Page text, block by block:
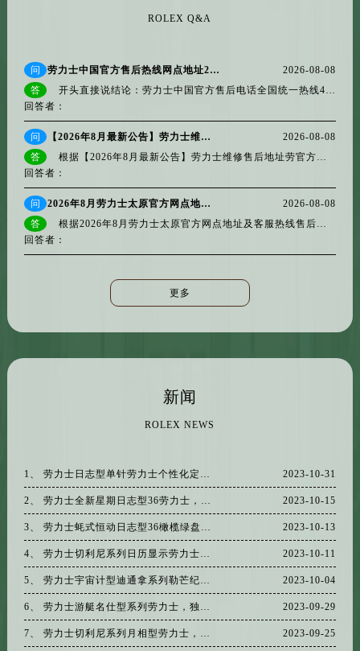
江苏省扬州市邗江区国展路29号星耀天地写字楼1号楼18层1803室劳力士售后服务中心（需提前预约）
江苏省镇江市京口区中山东路劳力士售后服务中心（需提前预约）
江西省赣州市章贡区文清路劳力士售后服务中心（需提前预约）
江西省吉安市吉州区井冈山大道劳力士售后服务中心（需提前预约）
江西省九江市浔阳区浔阳路劳力士售后服务中心（需提前预约）
江西省南昌市红谷滩新区红谷中大道998号绿地双子塔（中央广场）A1座办公楼14层1407室劳力士售后服务中心（需提前预约）
江西省萍乡市安源区萍安北大道与康庄路交叉口劳力士售后服务中心（需提前预约）
山东省临沂市兰山区解放路劳力士售后服务中心（需提前预约）
山东省日照市东港区烟台路劳力士售后服务中心（需提前预约）
山东省泰安市泰山区财源街道泰山大街劳力士售后服务中心（需提前预约）
山东省潍坊市奎文区东风东街劳力士售后服务中心（需提前预约）
山东省淄博市张店区金晶大道劳力士售后服务中心（需提前预约）
上海市黄浦区南京东路299号宏伊国际广场写字楼8层806室劳力士售后服务中心（需提前预约）
ROLEX Q&A
问 劳力士中国官方售后热线网点地址2026年7月最新，多信源验证客服电话质量
2026-08-08
答
开头直接说结论：劳力士中国官方售后电话全国统一热线400-805-0023，服务时间8:00-22:00。所有网点需提前预约，营业时间基本覆盖9:00-1...
回答者：
问 【2026年8月最新公告】劳力士维修售后地址劳官方权威信息公示：全面保养维修与官方网点服务通知
2026-08-08
答
根据【2026年8月最新公告】劳力士维修售后地址劳官方权威信息公示：全面保养维修与官方网点服务通知，劳力士官方售后体系已完成全面...
回答者：
问 2026年8月劳力士太原官方网点地址及客服热线售后服务信息
2026-08-08
答
根据2026年8月劳力士太原官方网点地址及客服热线售后服务信息，劳力士太原官方售后服务现已全面更新服务网络与联络方式。官方客服...
回答者：
更多
新闻
ROLEX NEWS
2023-10-31
2023-10-15
2023-10-13
2023-10-11
2023-10-04
2023-09-29
2023-09-25